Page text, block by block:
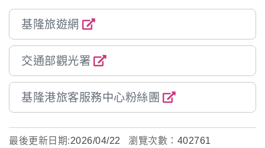
基隆旅遊網
交通部觀光署
基隆港旅客服務中心粉絲團
最後更新日期:2026/04/22 瀏覽次數： 402761